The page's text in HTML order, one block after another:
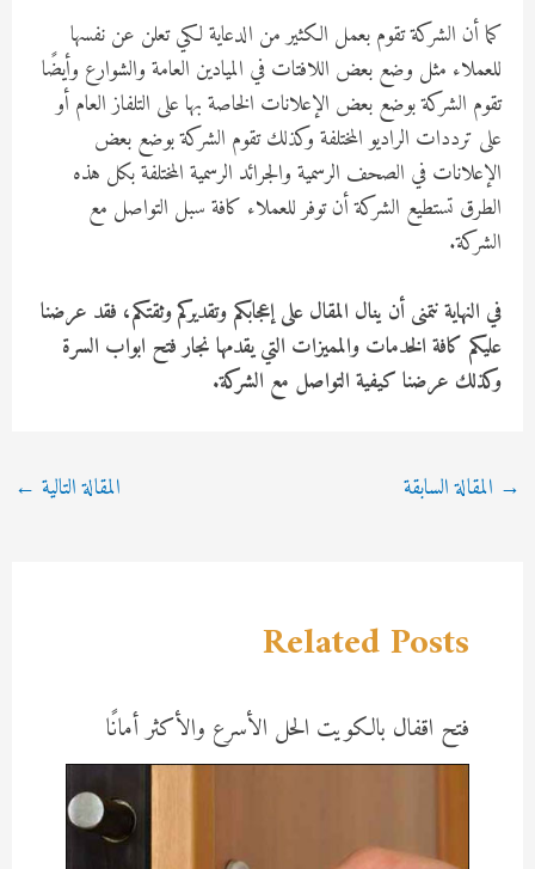
كما أن الشركة تقوم بعمل الكثير من الدعاية لكي تعلن عن نفسها
للعملاء مثل وضع بعض اللافتات في الميادين العامة والشوارع وأيضًا
تقوم الشركة بوضع بعض الإعلانات الخاصة بها على التلفاز العام أو
على ترددات الراديو المختلفة وكذلك تقوم الشركة بوضع بعض
الإعلانات في الصحف الرسمية والجرائد الرسمية المختلفة بكل هذه
الطرق تستطيع الشركة أن توفر للعملاء كافة سبل التواصل مع
الشركة.
في النهاية نتمنى أن ينال المقال على إعجابكم وتقديركم وثقتكم، فقد عرضنا
عليكم كافة الخدمات والمميزات التي يقدمها نجار فتح ابواب السرة
وكذلك عرضنا كيفية التواصل مع الشركة.
Post
→ المقالة السابقة المقالة التالية ←
Related Posts
فتح اقفال بالكويت الحل الأسرع والأكثر أمانًا